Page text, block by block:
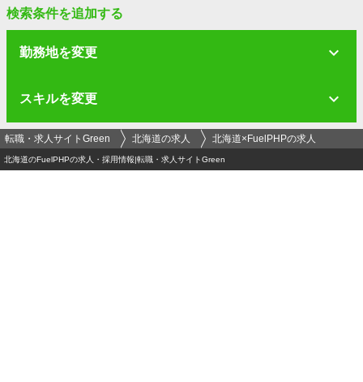
検索条件を追加する
勤務地を変更
スキルを変更
転職・求人サイトGreen 北海道の求人 北海道×FuelPHPの求人
北海道のFuelPHPの求人・採用情報|転職・求人サイトGreen